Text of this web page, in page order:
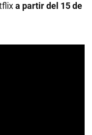
a partir del 15 de